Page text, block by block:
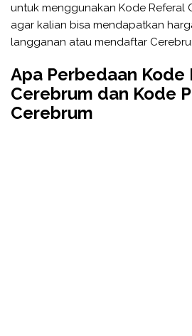
untuk menggunakan Kode Referal
agar kalian bisa mendapatkan
langganan atau mendaftar
Apa Perbedaan Kode
Cerebrum dan Kode
Cerebrum